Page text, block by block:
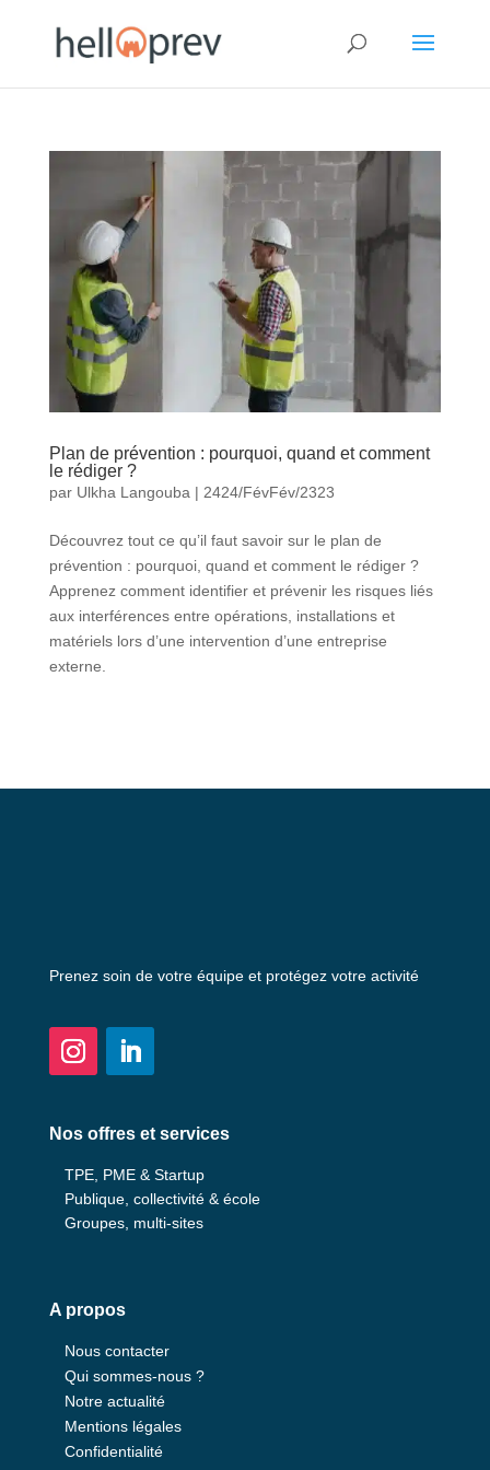
Plan de prévention : pourquoi, quand et comment
le rédiger ?
par Ulkha Langouba | 2424/FévFév/2323
Découvrez tout ce qu’il faut savoir sur le plan de
prévention : pourquoi, quand et comment le rédiger ?
Apprenez comment identifier et prévenir les risques liés
aux interférences entre opérations, installations et
matériels lors d’une intervention d’une entreprise
externe.
Prenez soin de votre équipe et protégez votre activité
Nos offres et services
TPE, PME & Startup
Publique, collectivité & école
Groupes, multi-sites
A propos
Nous contacter
Qui sommes-nous ?
Notre actualité
Mentions légales
Confidentialité